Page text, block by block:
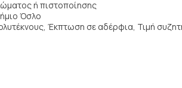
ή πιστοποίησης
Όσλο
Έκπτωση σε αδέρφια, Τιμή